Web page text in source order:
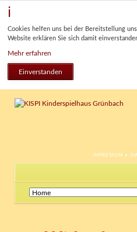
Cookies helfen uns bei der Bereitstellung
Website erklären Sie sich damit
Mehr erfahren
Einverstanden
NAVIGATION
IMPRESSUM
Navigation
überspringen